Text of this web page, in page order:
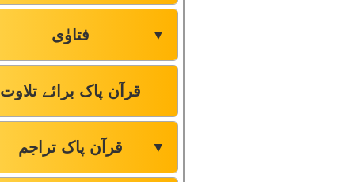
فتاوٰی ▼
قرآن پاک برائے تلاوت
قرآن پاک تراجم ▼